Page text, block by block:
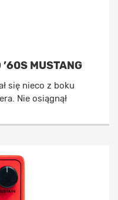
MUSTANG
się nieco z boku
Nie osiągnął